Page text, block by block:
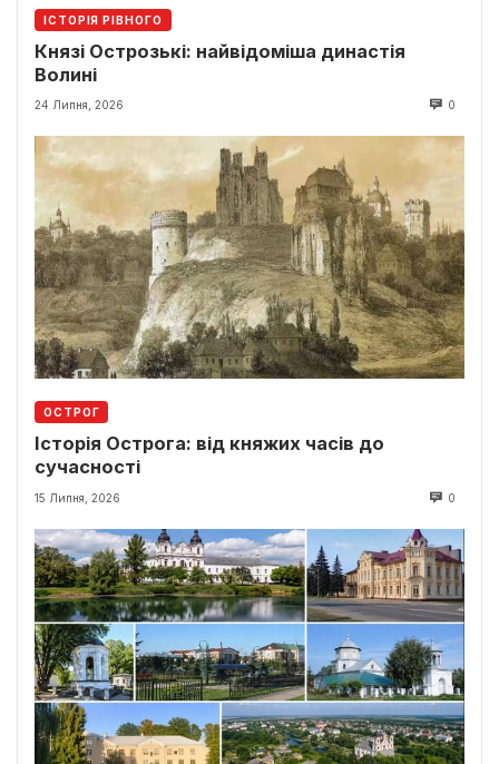
ІСТОРІЯ РІВНОГО
Князі Острозькі: найвідоміша династія
Волині
24 Липня, 2026 0
ОСТРОГ
Історія Острога: від княжих часів до
сучасності
15 Липня, 2026 0